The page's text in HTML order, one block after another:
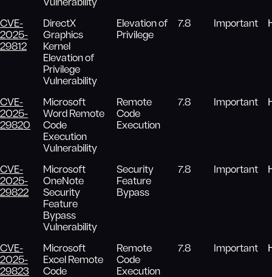
Vulnerability
CVE-
2025-
29812
DirectX
Graphics
Kernel
Elevation of
Privilege
Vulnerability
Elevation of
Privilege
7.8 Important
CVE-
2025-
29820
Microsoft
Word Remote
Code
Execution
Vulnerability
Remote
Code
Execution
7.8 Important
CVE-
2025-
29822
Microsoft
OneNote
Security
Feature
Bypass
Vulnerability
Security
Feature
Bypass
7.8 Important
CVE-
2025-
29823
Microsoft
Excel Remote
Code
Remote
Code
Execution
7.8 Important